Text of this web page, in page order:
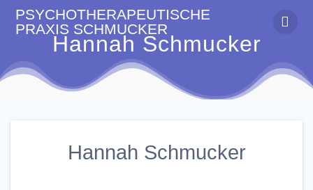
Inhalt
springen
PSYCHOTHERAPEUTISCHE
PRAXIS SCHMUCKER
Hannah Schmucker
Hannah Schmucker